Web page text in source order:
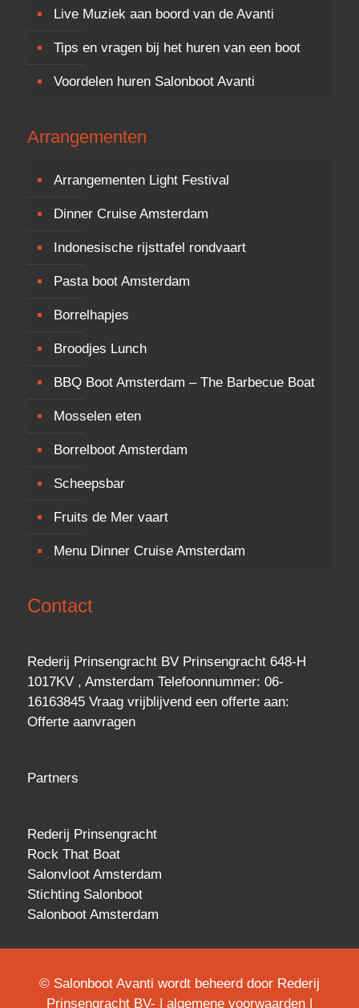
Live Muziek aan boord van de Avanti
Tips en vragen bij het huren van een boot
Voordelen huren Salonboot Avanti
Arrangementen
Arrangementen Light Festival
Dinner Cruise Amsterdam
Indonesische rijsttafel rondvaart
Pasta boot Amsterdam
Borrelhapjes
Broodjes Lunch
BBQ Boot Amsterdam – The Barbecue Boat
Mosselen eten
Borrelboot Amsterdam
Scheepsbar
Fruits de Mer vaart
Menu Dinner Cruise Amsterdam
Contact
Rederij Prinsengracht BV Prinsengracht 648-H
1017KV , Amsterdam Telefoonnummer: 06-
16163845 Vraag vrijblijvend een offerteaan:
Offerte aanvragen
Partners
Rederij Prinsengracht
Rock That Boat
Salonvloot Amsterdam
Stichting Salonboot
Salonboot Amsterdam
© Salonboot Avanti wordt beheerd door Rederij
Prinsengracht BV- | algemene voorwaarden |